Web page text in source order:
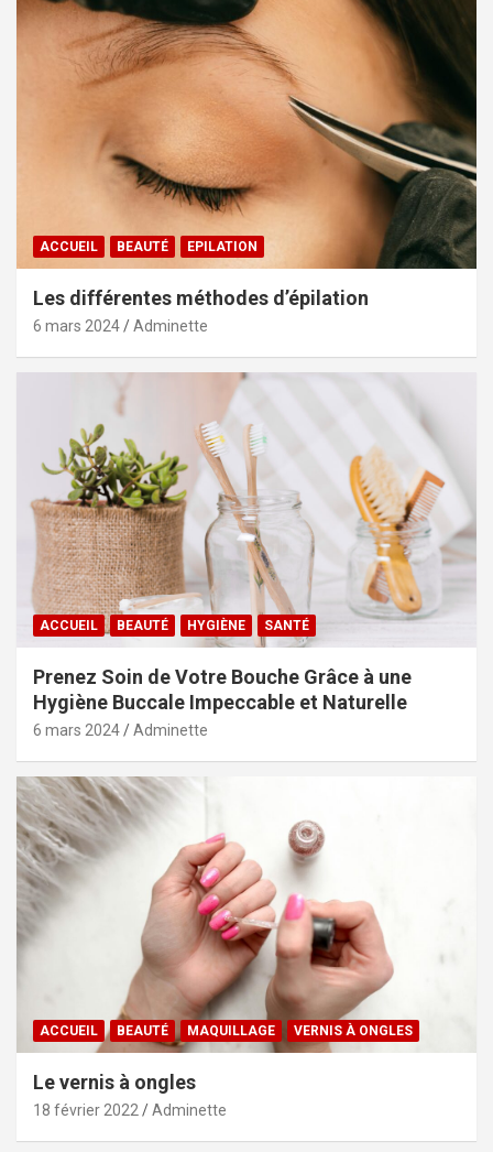
ACCUEIL BEAUTÉ EPILATION
Les différentes méthodes d’épilation
6 mars 2024 Adminette
ACCUEIL BEAUTÉ HYGIÈNE SANTÉ
Prenez Soin de Votre Bouche Grâce à une
Hygiène Buccale Impeccable et Naturelle
6 mars 2024 Adminette
ACCUEIL BEAUTÉ MAQUILLAGE VERNIS À ONGLES
Le vernis à ongles
18 février 2022 Adminette